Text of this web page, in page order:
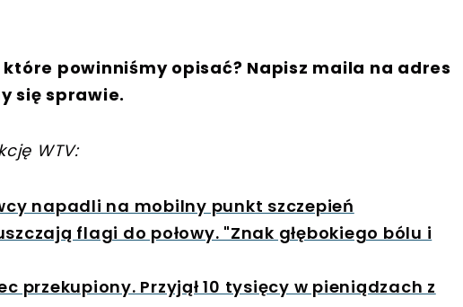
powinniśmy opisać? Napisz maila na adres
się sprawie.
WTV:
napadli na mobilny punkt szczepień
flagi do połowy. "Znak głębokiego bólu i
przekupiony. Przyjął 10 tysięcy w pieniądzach z